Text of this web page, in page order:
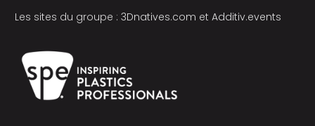
Les sites du groupe : 3Dnatives.com et Additiv.events